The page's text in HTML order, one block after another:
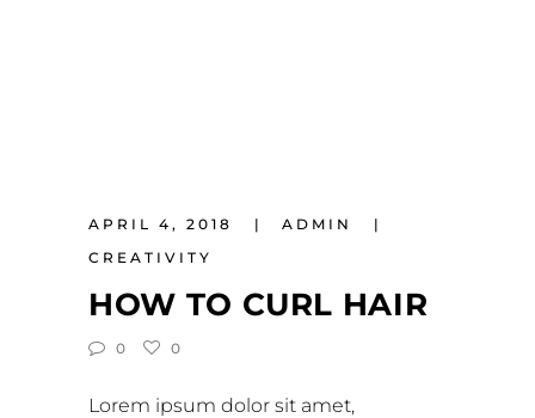
APRIL 4, 2018
ADMIN
CREATIVITY
HOW TO CURL HAIR
0 0
Lorem ipsum dolor sit amet,